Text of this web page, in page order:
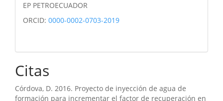
EP PETROECUADOR
ORCID: 0000-0002-0703-2019
Citas
Córdova, D. 2016. Proyecto de inyección de agua de
formación para incrementar el factor de recuperación en